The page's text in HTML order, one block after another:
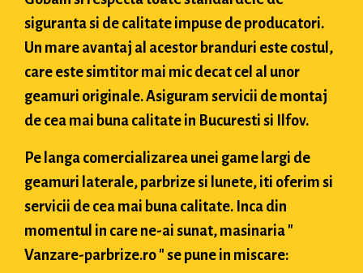
siguranta si de calitate impuse de producatori.
Un mare avantaj al acestor branduri este costul,
care este simtitor mai mic decat cel al unor
geamuri originale. Asiguram servicii de montaj
de cea mai buna calitate in Bucuresti si Ilfov.
Pe langa comercializarea unei game largi de
geamuri laterale, parbrize si lunete, iti oferim si
servicii de cea mai buna calitate. Inca din
momentul in care ne-ai sunat, masinaria "
Vanzare-parbrize.ro " se pune in miscare: